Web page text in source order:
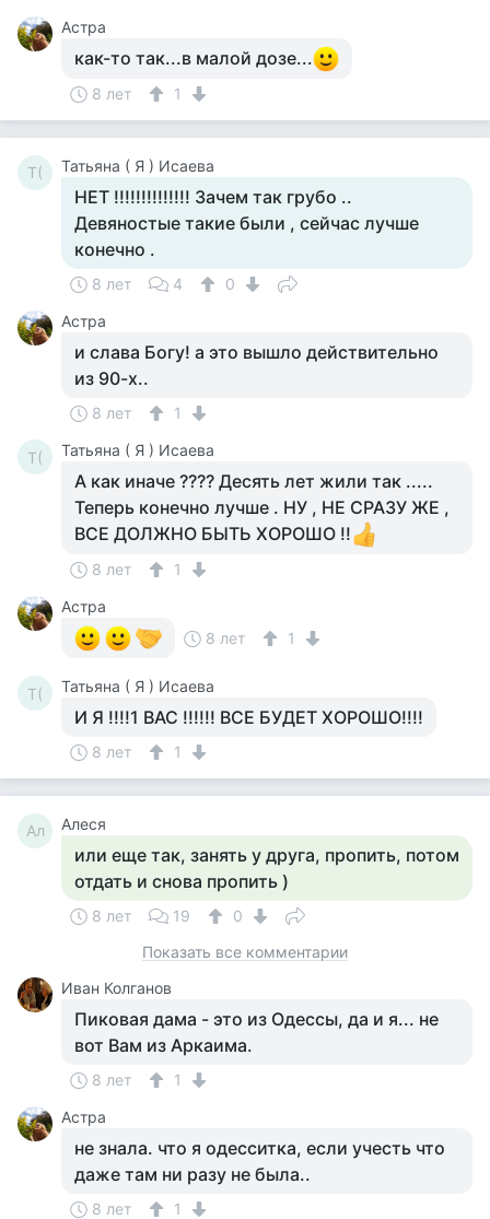
Астра
как-то так...в малой дозе...
8 лет 1
Т( Татьяна ( Я ) Исаева
НЕТ !!!!!!!!!!!!!! Зачем так грубо ..
Девяностые такие были , сейчас лучше
конечно .
8 лет 4
0
Астра
и слава Богу! а это вышло действительно
из 90-х..
8 лет 1
Т( Татьяна ( Я ) Исаева
А как иначе ???? Десять лет жили так .....
Теперь конечно лучше . НУ , НЕ СРАЗУ ЖЕ ,
ВСЕ ДОЛЖНО БЫТЬ ХОРОШО !!
8 лет
1
Астра
8 лет
1
Т( Татьяна ( Я ) Исаева
И Я !!!!1 ВАС !!!!!! ВСЕ БУДЕТ ХОРОШО!!!!
8 лет 1
Ал Алеся
или еще так, занять у друга, пропить, потом
отдать и снова пропить )
8 лет 19
0
Показать все комментарии
Иван Колганов
Пиковая дама - это из Одессы, да и я... не
вот Вам из Аркаима.
8 лет
1
Астра
не знала. что я одесситка, если учесть что
даже там ни разу не была..
8 лет 1